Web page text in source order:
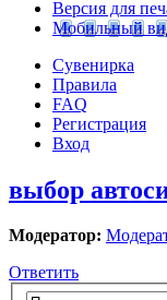
Версия для
Мобильный
Сувенирка
Правила
FAQ
Регистрация
Вход
выбор
Модератор:
Ответить